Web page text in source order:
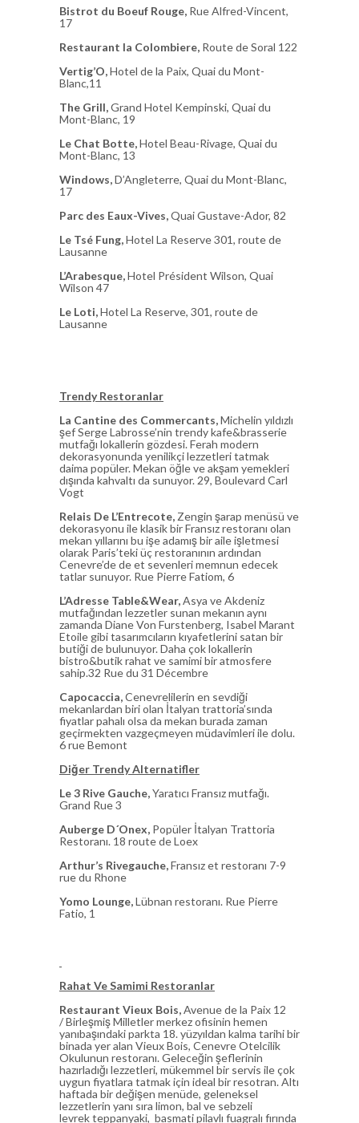
Bistrot du Boeuf Rouge, Rue Alfred-Vincent,
17
Restaurant la Colombiere, Route de Soral 122
Vertig’O,Hotel de la Paix, Quai du Mont-
Blanc,11
The Grill,Grand Hotel Kempinski, Quai du
Mont-Blanc, 19
Le Chat Botte,Hotel Beau-Rivage, Quai du
Mont-Blanc, 13
Windows,D’Angleterre, Quai du Mont-Blanc,
17
Parc des Eaux-Vives,Quai Gustave-Ador, 82
Le Tsé Fung,Hotel La Reserve 301, route de
Lausanne
L’Arabesque,Hotel Président Wilson, Quai
Wilson 47
Le Loti,Hotel La Reserve, 301, route de
Lausanne
Trendy Restoranlar
La Cantine des Commercants,Michelin yıldızlı
şef Serge Labrosse’nin trendy kafe&brasserie
mutfağı lokallerin gözdesi. Ferah modern
dekorasyonunda yenilikçi lezzetleri tatmak
daima popüler. Mekan öğle ve akşam yemekleri
dışında kahvaltı da sunuyor. 29, Boulevard Carl
Vogt
Relais De L’Entrecote, Zengin şarap menüsü ve
dekorasyonu ile klasik bir Fransız restoranı olan
mekan yıllarını bu işe adamış bir aile işletmesi
olarak Paris’teki üç restoranının ardından
Cenevre’de de et sevenleri memnun edecek
tatlar sunuyor. Rue Pierre Fatiom, 6
L’Adresse Table&Wear,Asya ve Akdeniz
mutfağından lezzetler sunan mekanın aynı
zamanda Diane Von Furstenberg, Isabel Marant
Etoile gibi tasarımcıların kıyafetlerini satan bir
butiği de bulunuyor. Daha çok lokallerin
bistro&butik rahat ve samimi bir atmosfere
sahip.32 Rue du 31 Décembre
Capocaccia,Cenevrelilerin en sevdiği
mekanlardan biri olan İtalyan trattoria’sında
fiyatlar pahalı olsa da mekan burada zaman
geçirmekten vazgeçmeyen müdavimleri ile dolu.
6 rue Bemont
Diğer Trendy Alternatifler
Le 3 Rive Gauche,Yaratıcı Fransız mutfağı.
Grand Rue 3
Auberge D´Onex, Popüler İtalyan Trattoria
Restoranı. 18 route de Loex
Arthur’s Rivegauche,Fransız et restoranı 7-9
rue du Rhone
Yomo Lounge,Lübnan restoranı. Rue Pierre
Fatio, 1
Rahat Ve Samimi Restoranlar
Restaurant Vieux Bois,Avenue de la Paix 12
/ Birleşmiş Milletler merkez ofisinin hemen
yanıbaşındaki parkta 18. yüzyıldan kalma tarihi bir
binada yer alan Vieux Bois, Cenevre Otelcilik
Okulunun restoranı. Geleceğin şeflerinin
hazırladığı lezzetleri, mükemmel bir servis ile çok
uygun fiyatlara tatmak için ideal bir resotran. Altı
haftada bir değişen menüde, geleneksel
lezzetlerin yanı sıra limon, bal ve sebzeli
levrek teppanyaki, basmati pilavlı fuagralı fırında